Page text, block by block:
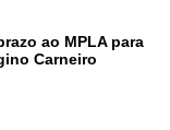
ao MPLA para
Carneiro